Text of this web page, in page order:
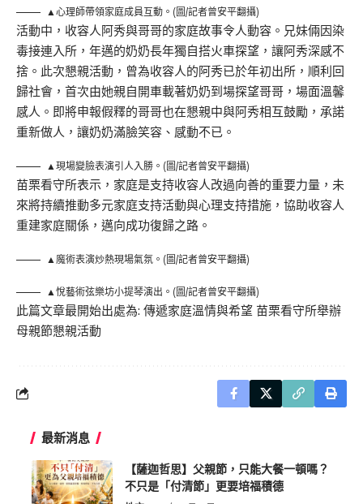
▲心理師帶領家庭成員互動。(圖/記者曾安平翻攝)
活動中，收容人阿秀與哥哥的家庭故事令人動容。兄妹倆因染
毒接連入所，年邁的奶奶長年獨自搭火車探望，讓阿秀深感不
捨。此次懇親活動，曾為收容人的阿秀已於年初出所，順利回
歸社會，首次由她親自開車載著奶奶到場探望哥哥，場面溫馨
感人。即將申報假釋的哥哥也在懇親中與阿秀相互鼓勵，承諾
重新做人，讓奶奶滿臉笑容、感動不已。
▲現場變臉表演引人入勝。(圖/記者曾安平翻攝)
苗栗看守所表示，家庭是支持收容人改過向善的重要力量，未
來將持續推動多元家庭支持活動與心理支持措施，協助收容人
重建家庭關係，邁向成功復歸之路。
▲魔術表演炒熱現場氣氛。(圖/記者曾安平翻攝)
▲悅藝術弦樂坊小提琴演出。(圖/記者曾安平翻攝)
此篇文章最開始出處為: 傳遞家庭溫情與希望 苗栗看守所舉辦
母親節懇親活動
最新消息
【薩迦哲思】父親節，只能大餐一頓嗎？
不只是「付清節」更要培福積德